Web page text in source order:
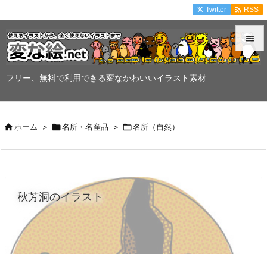
フリー、無料で利用できる変なかわいいイラスト素材


Twitter  RSS
ホーム > 名所・名産品 > 名所（自然）
秋芳洞のイラスト